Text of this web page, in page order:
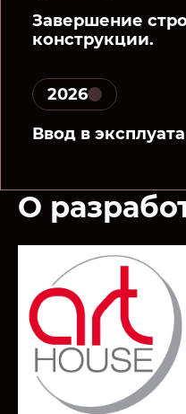
Завершение
конструкции.
2026
Ввод в
О